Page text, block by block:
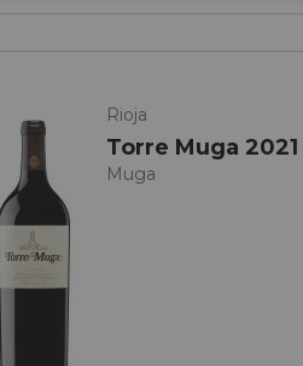
Rioja
Torre Muga 2021
Muga